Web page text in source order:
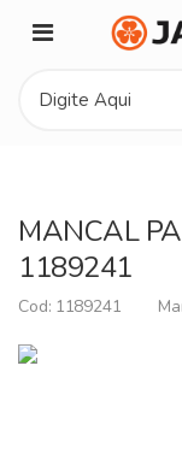
MANCAL
1189241
1189241